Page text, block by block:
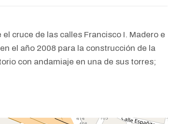
cruce de las calles Francisco I. Madero e
el año 2008 para la construcción de la
con andamiaje en una de sus torres;